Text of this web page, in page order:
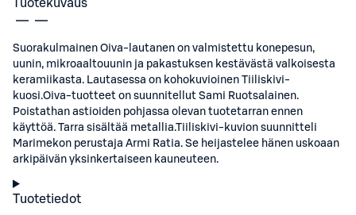
Tuotekuvaus
Suorakulmainen Oiva-lautanen on valmistettu konepesun,
uunin, mikroaaltouunin ja pakastuksen kestävästä valkoisesta
keramiikasta. Lautasessa on kohokuvioinen Tiiliskivi-
kuosi.Oiva-tuotteet on suunnitellut Sami Ruotsalainen.
Poistathan astioiden pohjassa olevan tuotetarran ennen
käyttöä. Tarra sisältää metallia.Tiiliskivi-kuvion suunnitteli
Marimekon perustaja Armi Ratia. Se heijastelee hänen uskoaan
arkipäivän yksinkertaiseen kauneuteen.
Tuotetiedot